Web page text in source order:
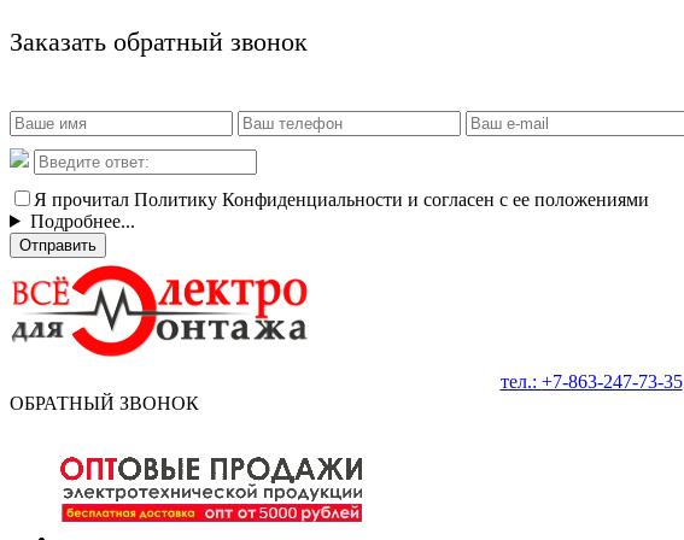
Заказать обратный звонок
Я прочитал Политику Конфиденциальности и согласен с ее положениями
Подробнее...
Отправить
тел.: +7-863-247-73-35
ОБРАТНЫЙ ЗВОНОК